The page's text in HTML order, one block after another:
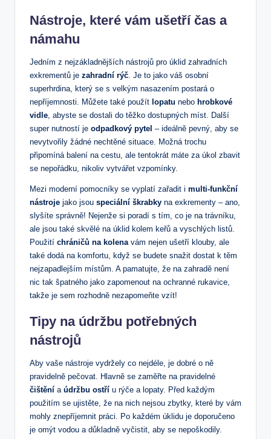
Nástroje, které vám ušetří čas a
námahu
Jedním z nejzákladnějších nástrojů pro úklid zahradních
exkrementů je zahradní rýč. Je to jako váš osobní
superhrdina, který se s velkým nasazením postará o
nepříjemnosti. Můžete také použít lopatu nebo hrobkové
vidle, abyste se dostali do těžko dostupných míst. Další
super nutností je odpadkový pytel – ideálně pevný, aby se
nevytvořily žádné nechtěné situace. Možná trochu
připomíná balení na cestu, ale tentokrát máte za úkol zbavit
se nepořádku, nikoliv vytvářet vzpomínky.
Mezi moderní pomocníky se vyplatí zařadit i multi-funkční
nástroje jako jsou speciální škrabky na exkrementy – ano,
slyšíte správně! Nejenže si poradí s tím, co je na trávníku,
ale jsou také skvělé na úklid kolem keřů a vyschlých listů.
Použití chráničů na kolenavám nejen ušetří klouby, ale
také dodá na komfortu, když se budete snažit dostat k těm
nejzapadlejším místům. A pamatujte, že na zahradě není
nic tak špatného jako zapomenout na ochranné rukavice,
takže je sem rozhodně nezapomeňte vzít!
Tipy na údržbu potřebných
nástrojů
Aby vaše nástroje vydržely co nejdéle, je dobré o ně
pravidelně pečovat. Hlavně se zaměřte na pravidelné
čištění a údržbu ostří u rýče a lopaty. Před každým
použitím se ujistěte, že na nich nejsou zbytky, které by vám
mohly znepříjemnit práci. Po každém úklidu je doporučeno
je omýt vodou a důkladně vyčistit, aby se nepoškodily.